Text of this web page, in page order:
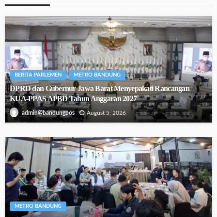
BERITA PARLEMEN METRO BANDUNG
DPRD dan Gubernur Jawa Barat Menyepakati Rancangan
KUA-PPAS APBD Tahun Anggaran 2027
admin@bandungpos August 5, 2026
METRO BANDUNG